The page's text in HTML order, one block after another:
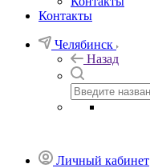
Контакты
Челябинск
Назад
Личный кабинет